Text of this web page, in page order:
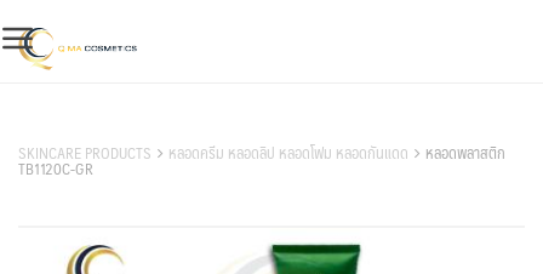
to
content
SKINCARE PRODUCTS หลอดครีม หลอดลิป หลอดโฟม หลอดกันแดด หลอดพลาสติก
TB1120C-GR